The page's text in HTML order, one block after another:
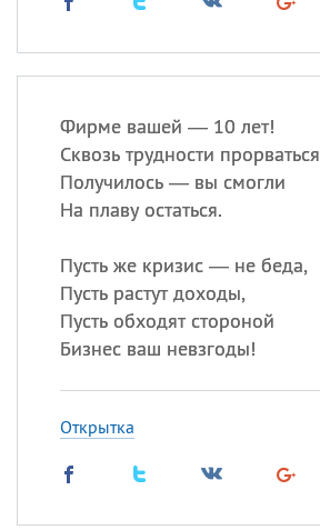
Фирме вашей — 10 лет!
Сквозь трудности прорваться
Получилось — вы смогли
На плаву остаться.
Пусть же кризис — не беда,
Пусть растут доходы,
Пусть обходят стороной
Бизнес ваш невзгоды!
Открытка